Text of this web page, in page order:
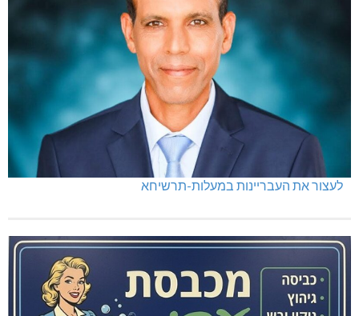
לעצור את העבריינות במעלות-תרשיחא